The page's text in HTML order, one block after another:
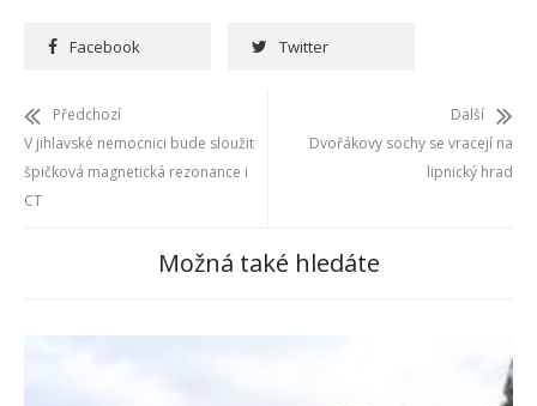
Facebook Twitter
Předchozí
V jihlavské nemocnici bude sloužit
špičková magnetická rezonance i
CT
Další
Dvořákovy sochy se vracejí na
lipnický hrad
Možná také hledáte